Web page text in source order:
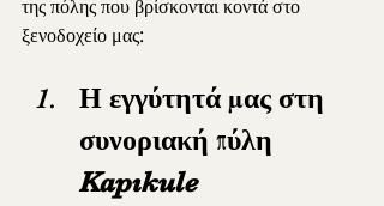
της πόλης που βρίσκονται κοντά στο
ξενοδοχείο μας:
Η εγγύτητά μας στη
συνοριακή πύλη
Kapıkule